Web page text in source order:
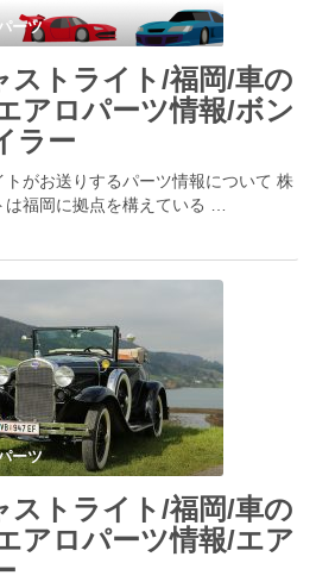
ーツ
ストライト/福岡/車の
アロパーツ情報/ボン
ラー
がお送りするパーツ情報について 株
福岡に拠点を構えている …
ーツ
ストライト/福岡/車の
アロパーツ情報/エア